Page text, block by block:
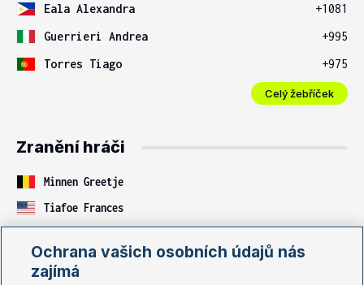
Eala Alexandra
+1081
Guerrieri Andrea
+995
Torres Tiago
+975
Celý žebříček
Zranění hráči
Minnen Greetje
Tiafoe Frances
Tararudee Lanlana
Ochrana vašich osobních údajů nás
zajímá